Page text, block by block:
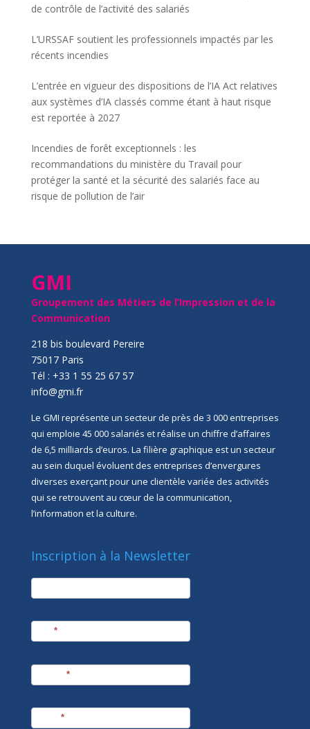
de contrôle de l’activité des salariés
L’URSSAF soutient les professionnels impactés par les
récents incendies
L’entrée en vigueur des dispositions de l’IA Act relatives
aux systèmes d’IA classés comme étant à haut risque
est reportée à 2027
Incendies de forêt exceptionnels : les
recommandations du ministère du Travail pour
protéger la santé et la sécurité des salariés face au
risque de pollution de l’air
GMI
Groupement des Métiers de l’Impression et de la
Communication
218 bis boulevard Pereire
75017 Paris
Tél : +33 1 55 25 67 57
info@gmi.fr
Le GMI représente un secteur de près de 3 000 entreprises
qui emploie 45 000 salariés et réalise un chiffre d’affaires
de 6,5 milliards d’euros. La filière graphique est un secteur
au sein duquel évoluent des entreprises d’envergures
diverses exerçant pour une clientèle variée des activités
qui se retrouvent au cœur de la communication,
l’information et la culture.
Inscription à la Newsletter
newsletter
*
*
*